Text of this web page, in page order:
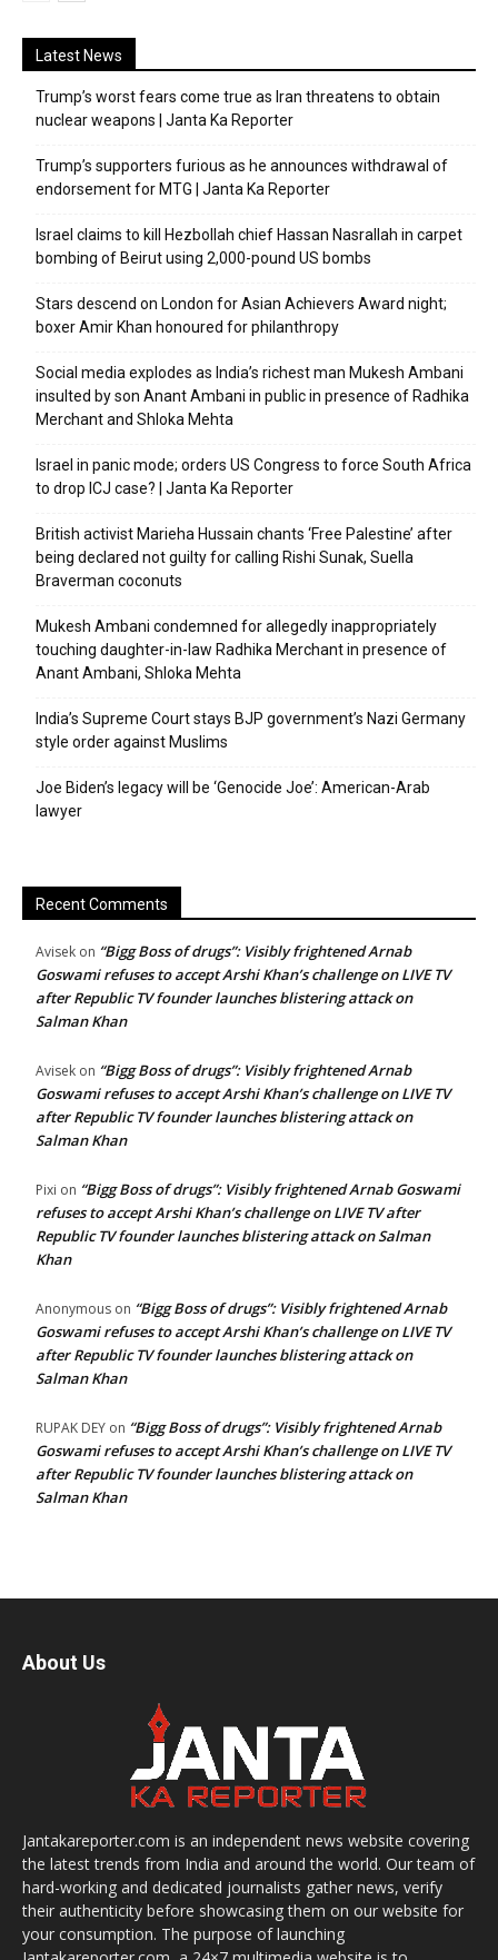
Latest News
Trump’s worst fears come true as Iran threatens to obtain
nuclear weapons | Janta Ka Reporter
Trump’s supporters furious as he announces withdrawal of
endorsement for MTG | Janta Ka Reporter
Israel claims to kill Hezbollah chief Hassan Nasrallah in carpet
bombing of Beirut using 2,000-pound US bombs
Stars descend on London for Asian Achievers Award night;
boxer Amir Khan honoured for philanthropy
Social media explodes as India’s richest man Mukesh Ambani
insulted by son Anant Ambani in public in presence of Radhika
Merchant and Shloka Mehta
Israel in panic mode; orders US Congress to force South Africa
to drop ICJ case? | Janta Ka Reporter
British activist Marieha Hussain chants ‘Free Palestine’ after
being declared not guilty for calling Rishi Sunak, Suella
Braverman coconuts
Mukesh Ambani condemned for allegedly inappropriately
touching daughter-in-law Radhika Merchant in presence of
Anant Ambani, Shloka Mehta
India’s Supreme Court stays BJP government’s Nazi Germany
style order against Muslims
Joe Biden’s legacy will be ‘Genocide Joe’: American-Arab
lawyer
Recent Comments
Avisek on “Bigg Boss of drugs”: Visibly frightened Arnab
Goswami refuses to accept Arshi Khan’s challenge on LIVE TV
after Republic TV founder launches blistering attack on
Salman Khan
Avisek on “Bigg Boss of drugs”: Visibly frightened Arnab
Goswami refuses to accept Arshi Khan’s challenge on LIVE TV
after Republic TV founder launches blistering attack on
Salman Khan
Pixi on “Bigg Boss of drugs”: Visibly frightened Arnab Goswami
refuses to accept Arshi Khan’s challenge on LIVE TV after
Republic TV founder launches blistering attack on Salman
Khan
Anonymous on “Bigg Boss of drugs”: Visibly frightened Arnab
Goswami refuses to accept Arshi Khan’s challenge on LIVE TV
after Republic TV founder launches blistering attack on
Salman Khan
RUPAK DEY on “Bigg Boss of drugs”: Visibly frightened Arnab
Goswami refuses to accept Arshi Khan’s challenge on LIVE TV
after Republic TV founder launches blistering attack on
Salman Khan
About Us
Jantakareporter.com is an independent news website covering
the latest trends from India and around the world. Our team of
hard-working and dedicated journalists gather news, verify
their authenticity before showcasing them on our website for
your consumption. The purpose of launching